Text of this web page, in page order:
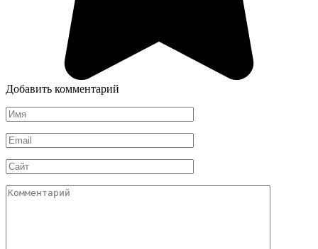
Добавить комментарий
Имя
*
Email
*
Сайт
Комментарий